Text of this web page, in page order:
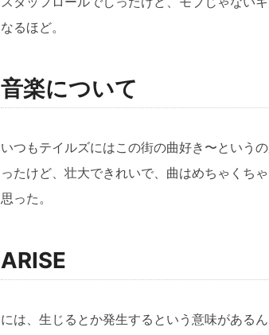
なるほど。
音楽について
いつもテイルズにはこの街の曲好き〜という
ったけど、壮大できれいで、曲はめちゃくち
思った。
ARISE
には、生じるとか発生するという意味がある